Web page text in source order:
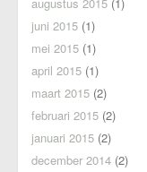
juni 2015 (1)
mei 2015 (1)
april 2015 (1)
maart 2015 (2)
februari 2015 (2)
januari 2015 (2)
december 2014 (2)